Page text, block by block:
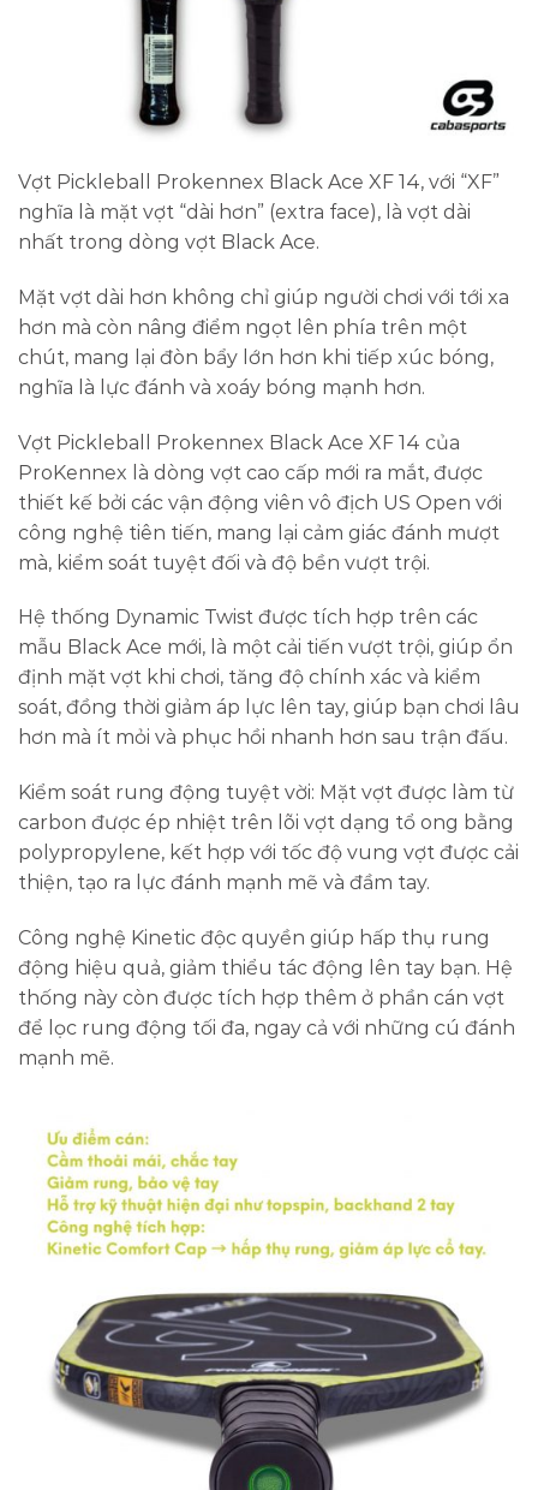
Vợt Pickleball Prokennex Black Ace XF 14, với “XF”
nghĩa là mặt vợt “dài hơn” (extra face), là vợt dài
nhất trong dòng vợt Black Ace.
Mặt vợt dài hơn không chỉ giúp người chơi với tới xa
hơn mà còn nâng điểm ngọt lên phía trên một
chút, mang lại đòn bẩy lớn hơn khi tiếp xúc bóng,
nghĩa là lực đánh và xoáy bóng mạnh hơn.
Vợt Pickleball Prokennex Black Ace XF 14 của
ProKennex là dòng vợt cao cấp mới ra mắt, được
thiết kế bởi các vận động viên vô địch US Open với
công nghệ tiên tiến, mang lại cảm giác đánh mượt
mà, kiểm soát tuyệt đối và độ bền vượt trội.
Hệ thống Dynamic Twist được tích hợp trên các
mẫu Black Ace mới, là một cải tiến vượt trội, giúp ổn
định mặt vợt khi chơi, tăng độ chính xác và kiểm
soát, đồng thời giảm áp lực lên tay, giúp bạn chơi lâu
hơn mà ít mỏi và phục hồi nhanh hơn sau trận đấu.
Kiểm soát rung động tuyệt vời: Mặt vợt được làm từ
carbon được ép nhiệt trên lõi vợt dạng tổ ong bằng
polypropylene, kết hợp với tốc độ vung vợt được cải
thiện, tạo ra lực đánh mạnh mẽ và đầm tay.
Công nghệ Kinetic độc quyền giúp hấp thụ rung
động hiệu quả, giảm thiểu tác động lên tay bạn. Hệ
thống này còn được tích hợp thêm ở phần cán vợt
để lọc rung động tối đa, ngay cả với những cú đánh
mạnh mẽ.